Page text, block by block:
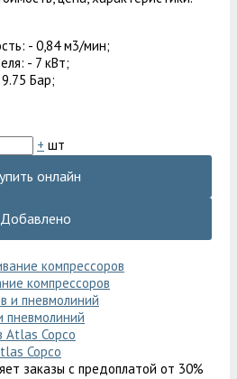
- 0,84 м3/мин;
- 7 кВт;
Бар;
+ шт
онлайн
Добавлено
компрессоров
пневмолиний
Copco
заказы с предоплатой от 30%